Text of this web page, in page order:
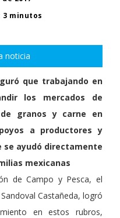
minutos
noticia
que trabajando en
los mercados de
granos y carne en
a productores y
se ayudó directamente
mexicanas
de Campo y Pesca, el
Castañeda, logró
en estos rubros,